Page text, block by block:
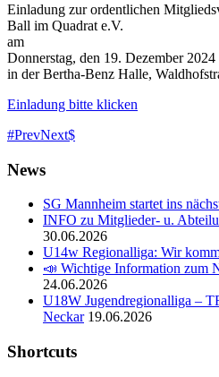
Einladung zur ordentlichen
Ball im Quadrat e.V.
am
Donnerstag, den 19. Dezember
in der Bertha-Benz Halle,
Einladung bitte klicken
PrevNext
News
SG Mannheim startet ins
INFO zu Mitglieder- u.
30.06.2026
U14w Regionalliga: Wir
📣 Wichtige Information zum
24.06.2026
U18W Jugendregionalliga –
Neckar 19.06.2026
Shortcuts